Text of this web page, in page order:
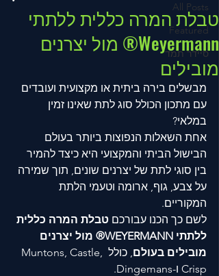
All Posts
Featured
סיידר תמד
טבלת המרה כללית ללתתי
Weyermann® מול יצרנים
מובילים
מבשלים בירה ביתית או מקצועית ועובדים
עם מתכון הכולל סוג לתת שאינו זמין
במלאי?
אחת השאלות הנפוצות ביותר בעולם
הבישול הביתי והמקצועי היא כיצד להמיר
בין סוגי לתת של יצרנים שונים, תוך שמירה
על צבע, גוף, ארומה וטעמי הלתת
המקוריים.
לשם כך הכנו עבורכם טבלת המרה כללית
ללתתי WEYERMANN® מול יצרנים
מובילים בעולם
, כולל Muntons, Castle,
Crisp ו-Dingemans.